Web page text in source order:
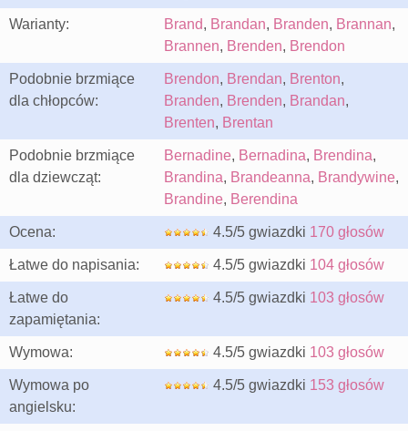
Warianty: Brand, Brandan, Branden, Brannan,
Brannen, Brenden, Brendon
Podobnie brzmiące
dla chłopców:
Brendon, Brendan, Brenton,
Branden, Brenden, Brandan,
Brenten, Brentan
Podobnie brzmiące
dla dziewcząt:
Bernadine, Bernadina, Brendina,
Brandina, Brandeanna, Brandywine,
Brandine, Berendina
Ocena: 4.5/5 gwiazdki 170 głosów
Łatwe do napisania: 4.5/5 gwiazdki 104 głosów
Łatwe do
zapamiętania:
4.5/5 gwiazdki 103 głosów
Wymowa: 4.5/5 gwiazdki 103 głosów
Wymowa po
angielsku:
4.5/5 gwiazdki 153 głosów